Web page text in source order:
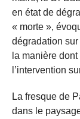
en état de
« morte »,
dégradation
la manière
l’intervention
La fresque de
dans le